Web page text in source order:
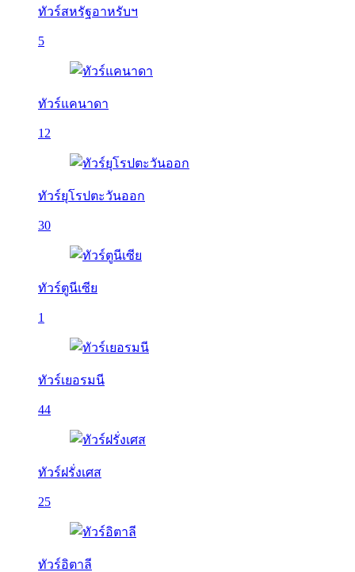
ทัวร์สหรัฐอาหรับฯ
5
ทัวร์แคนาดา
12
ทัวร์ยุโรปตะวันออก
30
ทัวร์ตูนีเซีย
1
ทัวร์เยอรมนี
44
ทัวร์ฝรั่งเศส
25
ทัวร์อิตาลี